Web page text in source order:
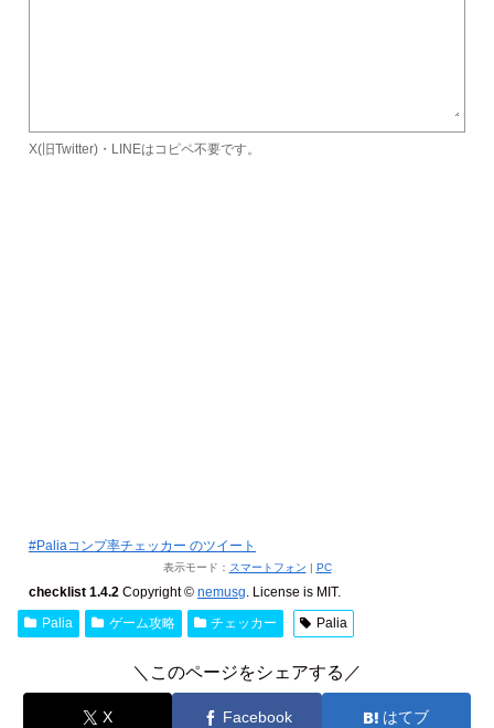
X(旧Twitter)・LINEはコピペ不要です。
#Paliaコンプ率チェッカー のツイート
表示モード： スマートフォン | PC
checklist 1.4.2 Copyright © nemusg . License is MIT.
Palia
ゲーム攻略 チェッカー Palia
＼このページをシェアする／
X Facebook はてブ